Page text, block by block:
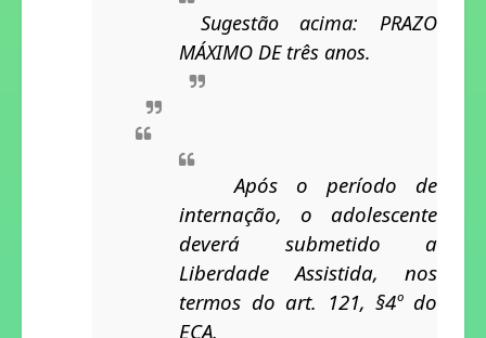
Sugestão acima: PRAZO
MÁXIMO DE três anos.
Após o período de
internação, o adolescente
deverá submetido a
Liberdade Assistida, nos
termos do art. 121, §4º do
ECA.